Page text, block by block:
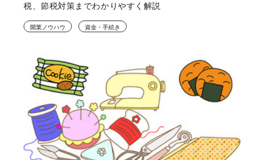
税、節税対策までわかりやすく解説
開業ノウハウ 資金・手続き